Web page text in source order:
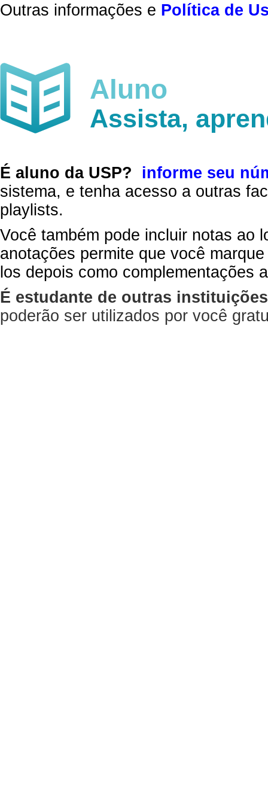
Outras informações e Política de
Aluno
Assista,
É aluno da USP?
informe seu
sistema, e tenha acesso a outras
playlists.
Você também pode incluir notas ao
anotações permite que você
los depois como complementações
É estudante de outras
poderão ser utilizados por você